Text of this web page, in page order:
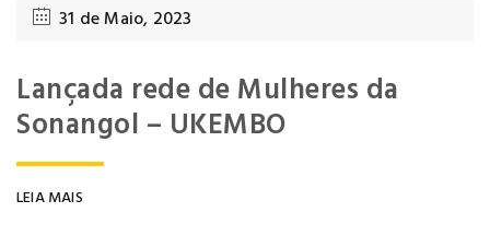
31 de Maio, 2023
Lançada rede de Mulheres da
Sonangol – UKEMBO
LEIA MAIS